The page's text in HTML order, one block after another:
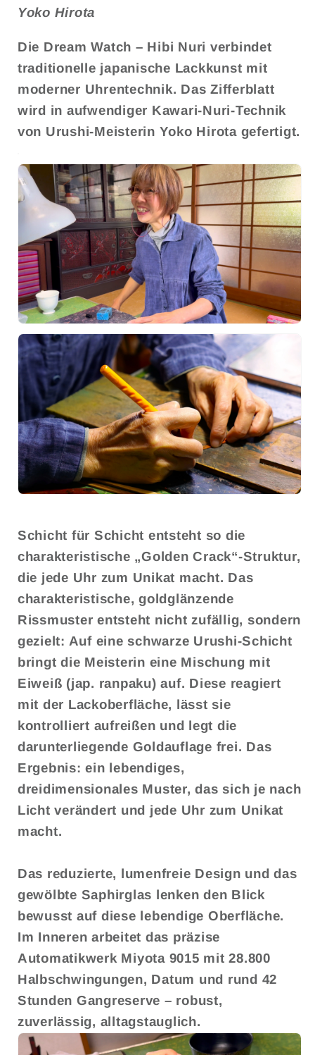
Yoko Hirota
Die Dream Watch – Hibi Nuri verbindet
traditionelle japanische Lackkunst mit
moderner Uhrentechnik. Das Zifferblatt
wird in aufwendiger Kawari-Nuri-Technik
von Urushi-Meisterin Yoko Hirota gefertigt.
Schicht für Schicht entsteht so die
charakteristische „Golden Crack“-Struktur,
die jede Uhr zum Unikat macht. Das
charakteristische, goldglänzende
Rissmuster entsteht nicht zufällig, sondern
gezielt: Auf eine schwarze Urushi-Schicht
bringt die Meisterin eine Mischung mit
Eiweiß (jap. ranpaku) auf. Diese reagiert
mit der Lackoberfläche, lässt sie
kontrolliert aufreißen und legt die
darunterliegende Goldauflage frei. Das
Ergebnis: ein lebendiges,
dreidimensionales Muster, das sich je nach
Licht verändert und jede Uhr zum Unikat
macht.
Das reduzierte, lumenfreie Design und das
gewölbte Saphirglas lenken den Blick
bewusst auf diese lebendige Oberfläche.
Im Inneren arbeitet das präzise
Automatikwerk Miyota 9015 mit 28.800
Halbschwingungen, Datum und rund 42
Stunden Gangreserve – robust,
zuverlässig, alltagstauglich.